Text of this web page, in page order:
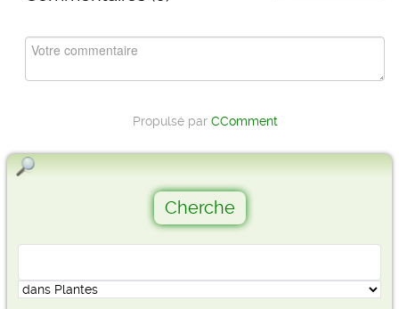
Propulsé par CComment